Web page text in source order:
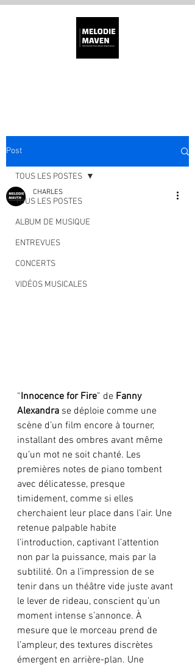
Post
TOUS LES POSTES
ALBUM DE MUSIQUE
ENTREVUES
CONCERTS
VIDÉOS MUSICALES
TOUS LES POSTES
CHARLES
“Innocence for Fire” de Fanny
Alexandra se déploie comme une
scène d’un film encore à tourner,
installant des ombres avant même
qu’un mot ne soit chanté. Les
premières notes de piano tombent
avec délicatesse, presque
timidement, comme si elles
cherchaient leur place dans l’air. Une
retenue palpable habite
l’introduction, captivant l’attention
non par la puissance, mais par la
subtilité. On a l’impression de se
tenir dans un théâtre vide juste avant
le lever de rideau, conscient qu’un
moment intense s’annonce. À
mesure que le morceau prend de
l’ampleur, des textures discrètes
émergent en arrière-plan. Une